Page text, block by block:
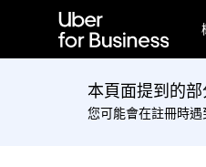
本頁面提到的
您可能會在註冊時